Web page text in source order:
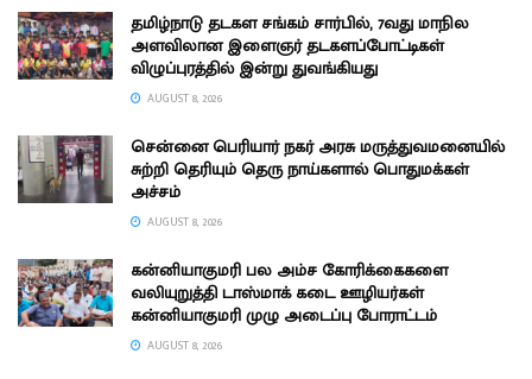
தமிழ்நாடு தடகள சங்கம் சார்பில், 7வது மாநில
அளவிலான இளைஞர் தடகளப்போட்டிகள்
விழுப்புரத்தில் இன்று துவங்கியது
AUGUST 8, 2026
சென்னை பெரியார் நகர் அரசு மருத்துவமனையில்
சுற்றி தெரியும் தெரு நாய்களால் பொதுமக்கள்
அச்சம்
AUGUST 8, 2026
கன்னியாகுமரி பல அம்ச கோரிக்கைகளை
வலியுறுத்தி டாஸ்மாக் கடை ஊழியர்கள்
கன்னியாகுமரி முழு அடைப்பு போராட்டம்
AUGUST 8, 2026